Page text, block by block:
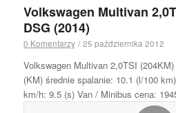
Volkswagen Multivan
DSG (2014)
0 Komentarzy / 25 października 2012
Volkswagen Multivan 2,0TSI
(KM) średnie spalanie: 10.1 (l/100
km/h: 9.5 (s) Van / Minibus cena: